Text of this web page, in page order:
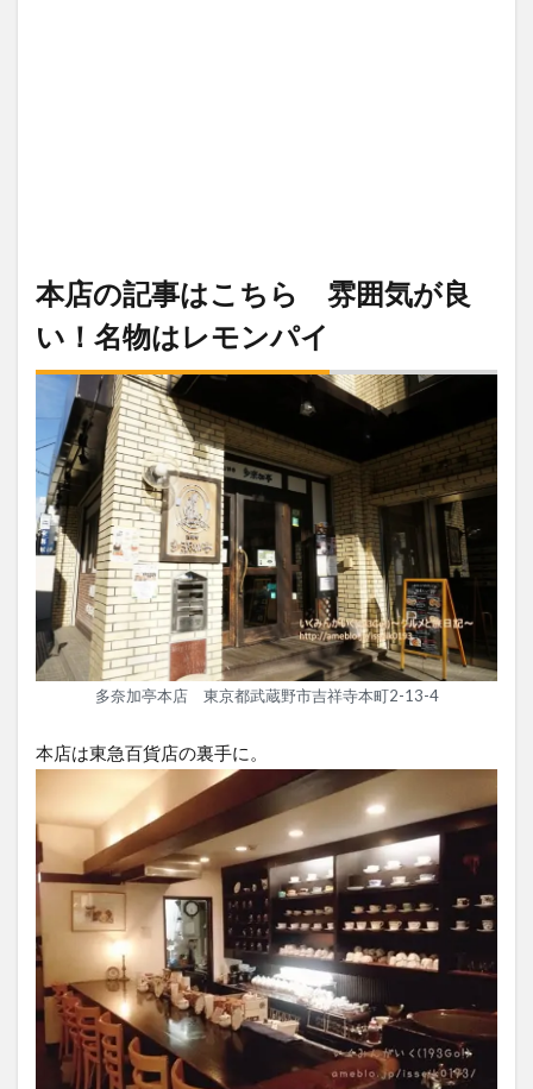
本店の記事はこちら 雰囲気が良
い！名物はレモンパイ
多奈加亭本店 東京都武蔵野市吉祥寺本町2-13-4
本店は東急百貨店の裏手に。